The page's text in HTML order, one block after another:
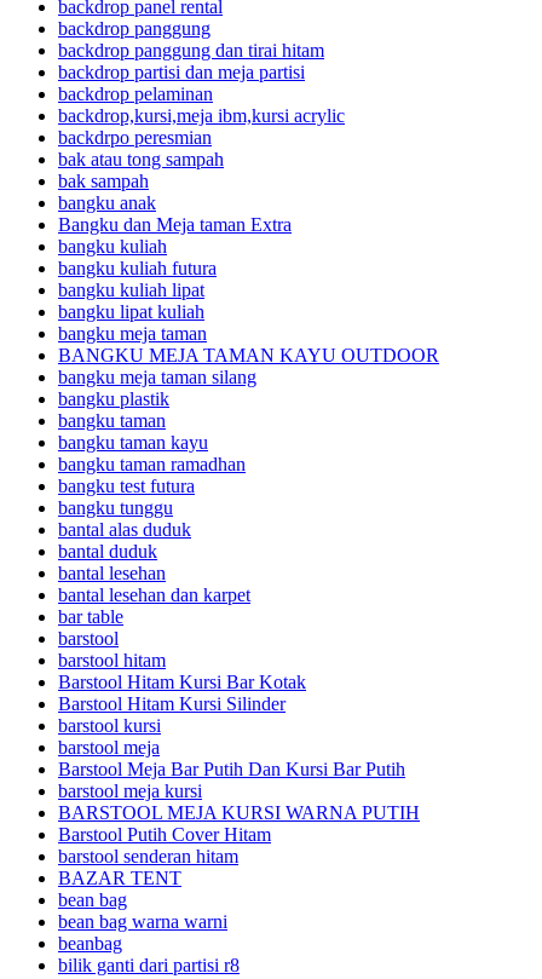
backdrop panel rental
backdrop panggung
backdrop panggung dan tirai hitam
backdrop partisi dan meja partisi
backdrop pelaminan
backdrop,kursi,meja ibm,kursi acrylic
backdrpo peresmian
bak atau tong sampah
bak sampah
bangku anak
Bangku dan Meja taman Extra
bangku kuliah
bangku kuliah futura
bangku kuliah lipat
bangku lipat kuliah
bangku meja taman
BANGKU MEJA TAMAN KAYU OUTDOOR
bangku meja taman silang
bangku plastik
bangku taman
bangku taman kayu
bangku taman ramadhan
bangku test futura
bangku tunggu
bantal alas duduk
bantal duduk
bantal lesehan
bantal lesehan dan karpet
bar table
barstool
barstool hitam
Barstool Hitam Kursi Bar Kotak
Barstool Hitam Kursi Silinder
barstool kursi
barstool meja
Barstool Meja Bar Putih Dan Kursi Bar Putih
barstool meja kursi
BARSTOOL MEJA KURSI WARNA PUTIH
Barstool Putih Cover Hitam
barstool senderan hitam
BAZAR TENT
bean bag
bean bag warna warni
beanbag
bilik ganti dari partisi r8